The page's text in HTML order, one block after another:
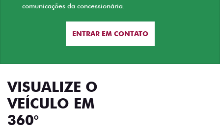
comunicações da concessionária.
ENTRAR EM CONTATO
VISUALIZE O
VEÍCULO EM
360°